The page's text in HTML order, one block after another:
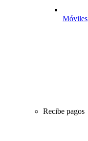
Móviles
Recibe pagos